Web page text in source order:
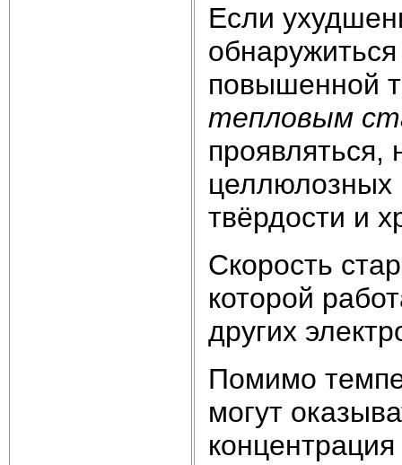
Если
повышенной
тепловым
проявляться,
целлюлозных
твёрдости и
Скорость
которой
других
Помимо
могут